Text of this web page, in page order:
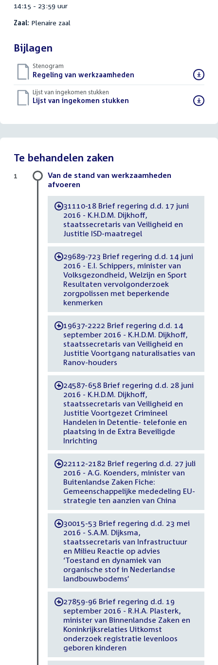
14:15 - 23:59 uur
Zaal: Plenaire zaal
Bijlagen
Stenogram
Download
bestand:
Regeling van werkzaamheden
Lijst van ingekomen stukken
Download
Lijst van ingekomen stukken
Te behandelen zaken
Van de stand van werkzaamheden
afvoeren
-31110-18 Brief regering d.d. 17 juni
2016 - K.H.D.M. Dijkhoff,
staatssecretaris van Veiligheid en
Justitie ISD-maatregel
-29689-723 Brief regering d.d. 14 juni
2016 - E.I. Schippers, minister van
Volksgezondheid, Welzijn en Sport
Resultaten vervolgonderzoek
zorgpolissen met beperkende
kenmerken
-19637-2222 Brief regering d.d. 14
september 2016 - K.H.D.M. Dijkhoff,
staatssecretaris van Veiligheid en
Justitie Voortgang naturalisaties van
Ranov-houders
-24587-658 Brief regering d.d. 28 juni
2016 - K.H.D.M. Dijkhoff,
staatssecretaris van Veiligheid en
Justitie Voortgezet Crimineel
Handelen in Detentie- telefonie en
plaatsing in de Extra Beveiligde
Inrichting
-22112-2182 Brief regering d.d. 27 juli
2016 - A.G. Koenders, minister van
Buitenlandse Zaken Fiche:
Gemeenschappelijke mededeling EU-
strategie ten aanzien van China
-30015-53 Brief regering d.d. 23 mei
2016 - S.A.M. Dijksma,
staatssecretaris van Infrastructuur
en Milieu Reactie op advies
‘Toestand en dynamiek van
organische stof in Nederlandse
landbouwbodems’
-27859-96 Brief regering d.d. 19
september 2016 - R.H.A. Plasterk,
minister van Binnenlandse Zaken en
Koninkrijksrelaties Uitkomst
onderzoek registratie levenloos
geboren kinderen
1